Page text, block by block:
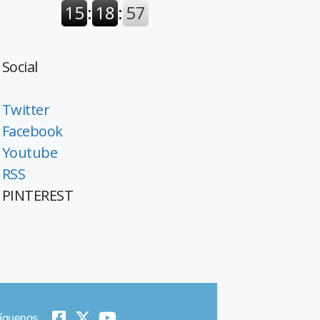
Social
Twitter
Facebook
Youtube
RSS
PINTEREST